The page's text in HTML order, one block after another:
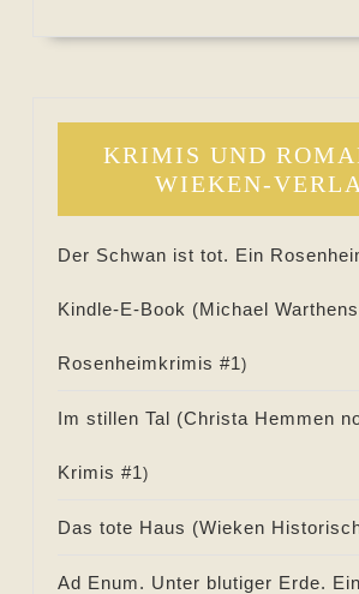
KRIMIS UND
WIEKEN-
Der Schwan ist tot. Ein
Kindle-E-Book (Michael Warthens
Rosenheimkrimis #1)
Im stillen Tal (Christa Hemmen
Krimis #1)
Das tote Haus (Wieken
Ad Enum. Unter blutiger Erde.